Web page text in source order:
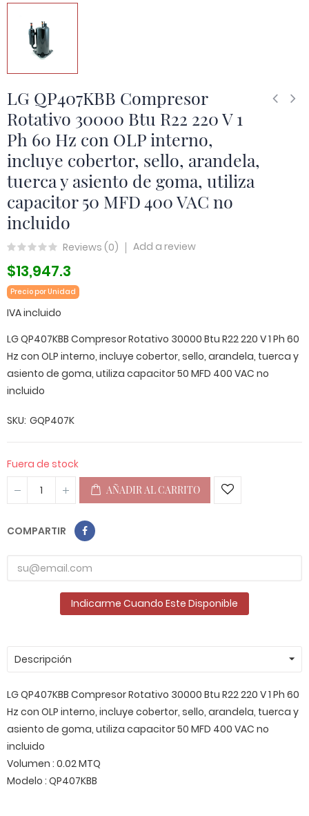
LG QP407KBB Compresor
Rotativo 30000 Btu R22 220 V 1
Ph 60 Hz con OLP interno,
incluye cobertor, sello, arandela,
tuerca y asiento de goma, utiliza
capacitor 50 MFD 400 VAC no
incluido
Reviews (0) Add a review
$13,947.3
Precio por Unidad
IVA incluido
LG QP407KBB Compresor Rotativo 30000 Btu R22 220 V 1 Ph 60
Hz con OLP interno, incluye cobertor, sello, arandela, tuerca y
asiento de goma, utiliza capacitor 50 MFD 400 VAC no
incluido
SKU GQP407K
Fuera de stock
AÑADIR AL CARRITO
COMPARTIR
Indicarme Cuando Este Disponible
Descripción
LG QP407KBB Compresor Rotativo 30000 Btu R22 220 V 1 Ph 60
Hz con OLP interno, incluye cobertor, sello, arandela, tuerca y
asiento de goma, utiliza capacitor 50 MFD 400 VAC no
incluido
Volumen : 0.02 MTQ
Modelo : QP407KBB